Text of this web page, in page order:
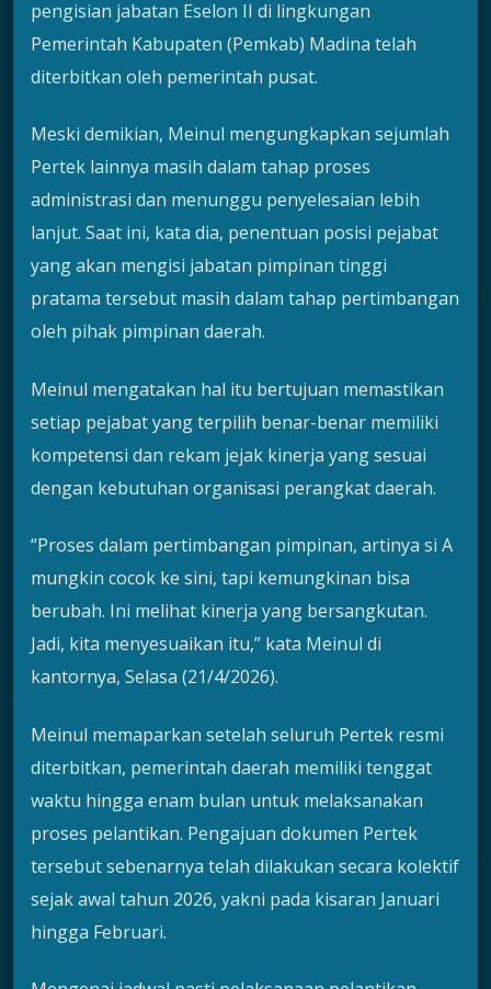
pengisian jabatan Eselon II di lingkungan
Pemerintah Kabupaten (Pemkab) Madina telah
diterbitkan oleh pemerintah pusat.
Meski demikian, Meinul mengungkapkan sejumlah
Pertek lainnya masih dalam tahap proses
administrasi dan menunggu penyelesaian lebih
lanjut. Saat ini, kata dia, penentuan posisi pejabat
yang akan mengisi jabatan pimpinan tinggi
pratama tersebut masih dalam tahap pertimbangan
oleh pihak pimpinan daerah.
Meinul mengatakan hal itu bertujuan memastikan
setiap pejabat yang terpilih benar-benar memiliki
kompetensi dan rekam jejak kinerja yang sesuai
dengan kebutuhan organisasi perangkat daerah.
“Proses dalam pertimbangan pimpinan, artinya si A
mungkin cocok ke sini, tapi kemungkinan bisa
berubah. Ini melihat kinerja yang bersangkutan.
Jadi, kita menyesuaikan itu,” kata Meinul di
kantornya, Selasa (21/4/2026).
Meinul memaparkan setelah seluruh Pertek resmi
diterbitkan, pemerintah daerah memiliki tenggat
waktu hingga enam bulan untuk melaksanakan
proses pelantikan. Pengajuan dokumen Pertek
tersebut sebenarnya telah dilakukan secara kolektif
sejak awal tahun 2026, yakni pada kisaran Januari
hingga Februari.